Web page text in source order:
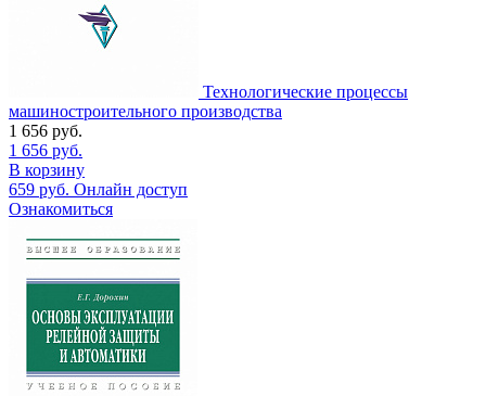
Технологические процессы
машиностроительного производства
1 656 руб.
1 656 руб.
В корзину
659 руб. Онлайн доступ
Ознакомиться